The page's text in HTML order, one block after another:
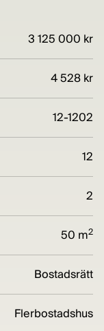
3 125 000 kr
4 528 kr
12-1202
12
2
50 m2
Bostadsrätt
Flerbostadshus